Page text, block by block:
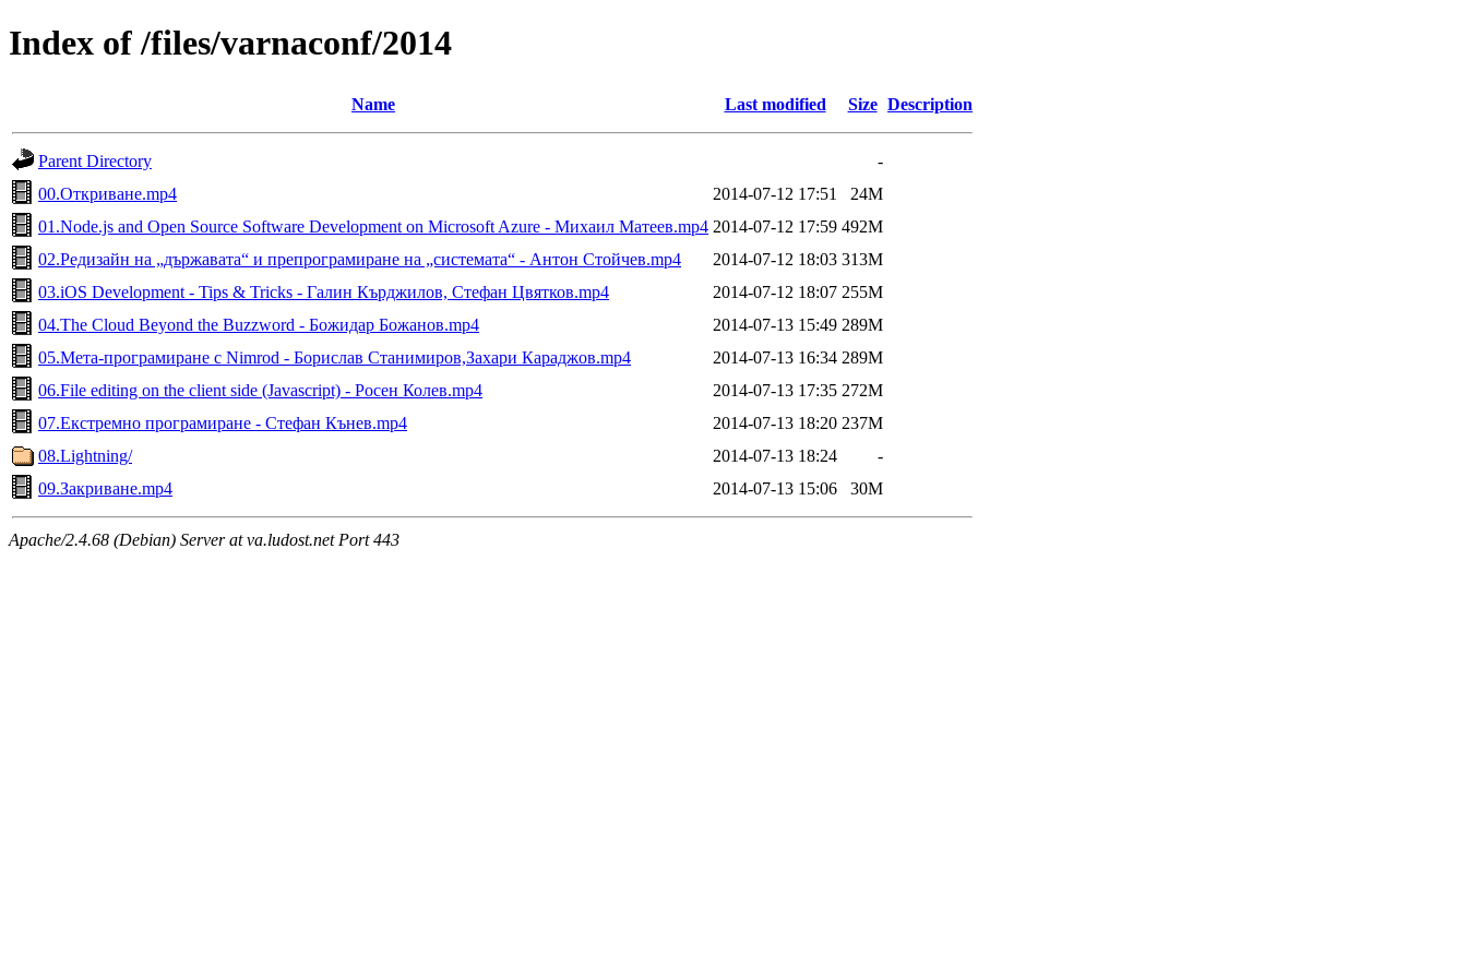
Index of /files/varnaconf/2014
Name Last modified Size Description
Parent Directory
-
00.Откриване.mp4
2014-07-12 17:51
24M
01.Node.js and Open Source Software Development on Microsoft Azure - Михаил Матеев.mp4 2014-07-12 17:59 492M
02.Редизайн на „държавата“ и препрограмиране на „системата“ - Антон Стойчев.mp4
2014-07-12 18:03 313M
03.iOS Development - Tips & Tricks - Галин Кърджилов, Стефан Цвятков.mp4
2014-07-12 18:07 255M
04.The Cloud Beyond the Buzzword - Божидар Божанов.mp4
2014-07-13 15:49 289M
05.Мета-програмиране с Nimrod - Борислав Станимиров,Захари Караджов.mp4
2014-07-13 16:34 289M
06.File editing on the client side (Javascript) - Росен Колев.mp4
2014-07-13 17:35 272M
07.Екстремно програмиране - Стефан Кънев.mp4
2014-07-13 18:20 237M
08.Lightning/
2014-07-13 18:24
-
09.Закриване.mp4
2014-07-13 15:06 30M
Apache/2.4.68 (Debian) Server at va.ludost.net Port 443